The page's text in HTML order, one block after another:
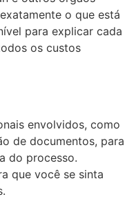
o que está
para explicar cada
os custos
envolvidos, como
de documentos, para
do processo.
que você se sinta